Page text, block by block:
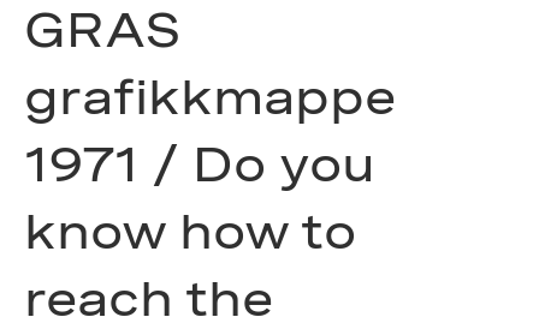
GRAS
grafikkmappe
1971 / Do you
know how to
reach the